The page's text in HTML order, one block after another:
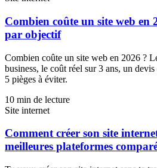
Combien coûte un site web
par objectif
Combien coûte un site web en 2026 ?
business, le coût réel sur 3 ans, un
5 pièges à éviter.
10 min de lecture
Site internet
Comment créer son site
meilleures plateformes